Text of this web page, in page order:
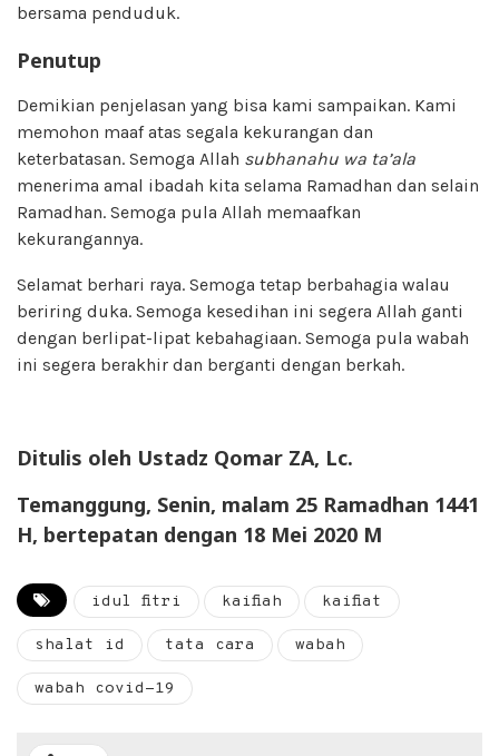
bersama penduduk.
Penutup
Demikian penjelasan yang bisa kami sampaikan. Kami
memohon maaf atas segala kekurangan dan
keterbatasan. Semoga Allah subhanahu wa ta’ala
menerima amal ibadah kita selama Ramadhan dan selain
Ramadhan. Semoga pula Allah memaafkan
kekurangannya.
Selamat berhari raya. Semoga tetap berbahagia walau
beriring duka. Semoga kesedihan ini segera Allah ganti
dengan berlipat-lipat kebahagiaan. Semoga pula wabah
ini segera berakhir dan berganti dengan berkah.
Ditulis oleh Ustadz Qomar ZA, Lc.
Temanggung, Senin, malam 25 Ramadhan 1441
H, bertepatan dengan 18 Mei 2020 M
idul fitri kaifiah kaifiat
shalat id tata cara wabah
wabah covid-19